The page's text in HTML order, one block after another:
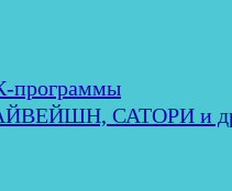
программы
САТОРИ и